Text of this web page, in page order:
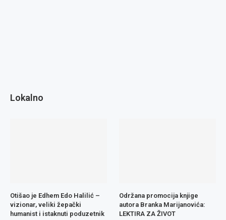
Lokalno
Otišao je Edhem Edo Halilić –
vizionar, veliki žepački
humanist i istaknuti poduzetnik
Održana promocija knjige
autora Branka Marijanovića:
LEKTIRA ZA ŽIVOT